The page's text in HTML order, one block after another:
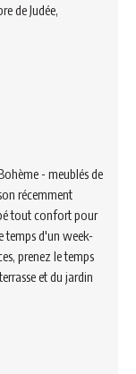
de Judée,
- meublés de
récemment
tout confort pour
temps d'un week-
prenez le temps
et du jardin